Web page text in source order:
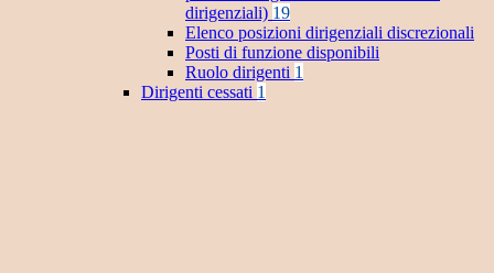
dirigenziali) 19
Elenco posizioni dirigenziali discrezionali
Posti di funzione disponibili
Ruolo dirigenti 1
Dirigenti cessati 1